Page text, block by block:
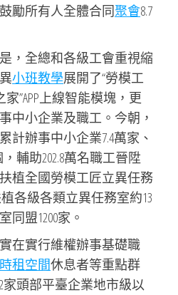
勵所有人全體合同聚會8.7
，全總和各級工會重視縮
小班教學展開了“勞模工
”APP上線智能模塊，更
中小企業及職工。今朝，
計辦事中小企業7.4萬家、
輔助202.8萬名職工晉陞
植全國勞模工匠立異任務
各級各類立異任務室約13
盟1200家。
在實行維權辦事基礎職
時租空間休息者等重點群
家頭部平臺企業地市級以